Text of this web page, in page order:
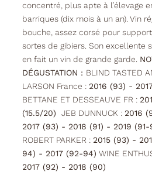
concentré, plus apte à l’élevage
barriques (dix mois à un an). Vin
bouche, assez corsé pour
sortes de gibiers. Son excellente
en fait un vin de grande garde.
DÉGUSTATION : BLIND TASTED
LARSON France : 2016 (93) -
BETTANE ET DESSEAUVE FR :
(15.5/20)
JEB DUNNUCK : 2016
2017 (93) - 2018 (91) - 2019 (91-
ROBERT PARKER : 2015 (93) -
94) - 2017 (92-94) WINE
2017 (92) - 2018 (90)